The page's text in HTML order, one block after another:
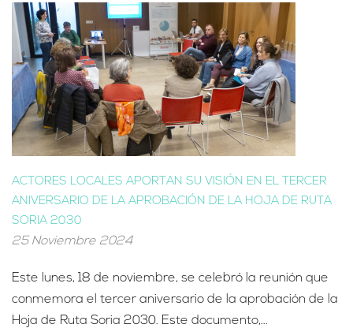
ACTORES LOCALES APORTAN SU VISIÓN EN EL TERCER
ANIVERSARIO DE LA APROBACIÓN DE LA HOJA DE RUTA
SORIA 2030
25 Noviembre 2024
Este lunes, 18 de noviembre, se celebró la reunión que
conmemora el tercer aniversario de la aprobación de la
Hoja de Ruta Soria 2030. Este documento,...